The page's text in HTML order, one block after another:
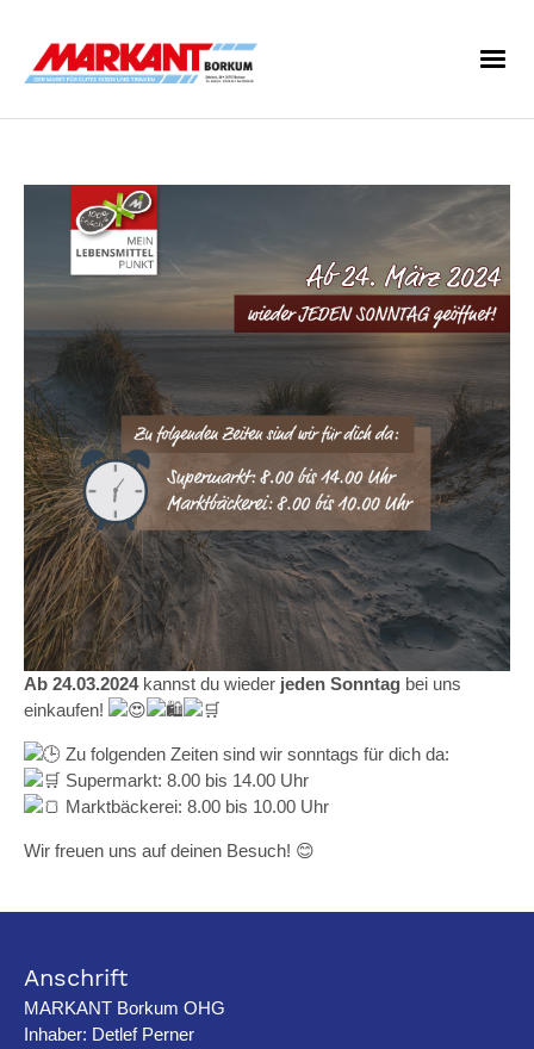
Ab 24.03.2024kannst du wieder jeden Sonntag bei uns
einkaufen!
Zu folgenden Zeiten sind wir sonntags für dich da:
Supermarkt: 8.00 bis 14.00 Uhr
Marktbäckerei: 8.00 bis 10.00 Uhr
Wir freuen uns auf deinen Besuch! 😊
Anschrift
MARKANT Borkum OHG
Inhaber: Detlef Perner